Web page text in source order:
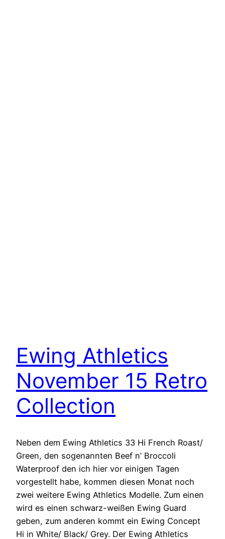
Ewing Athletics
November 15 Retro
Collection
Neben dem Ewing Athletics 33 Hi French Roast/
Green, den sogenannten Beef n’ Broccoli
Waterproof den ich hier vor einigen Tagen
vorgestellt habe, kommen diesen Monat noch
zwei weitere Ewing Athletics Modelle. Zum einen
wird es einen schwarz-weißen Ewing Guard
geben, zum anderen kommt ein Ewing Concept
Hi in White/ Black/ Grey. Der Ewing Athletics